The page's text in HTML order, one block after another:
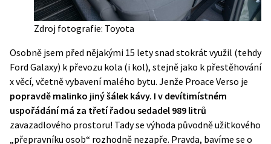
Zdroj fotografie: Toyota
Osobně jsem před nějakými 15 lety snad stokrát využil (tehdy
Ford Galaxy) k převozu kola (i kol), stejně jako k přestěhování
x věcí, včetně vybavení malého bytu. Jenže Proace Verso je
popravdě malinko jiný šálek kávy. I v devítimístném
uspořádání má za třetí řadou sedadel 989 litrů
zavazadlového prostoru! Tady se výhoda původně užitkového
„přepravníku osob“ rozhodně nezapře. Pravda, bavíme se o